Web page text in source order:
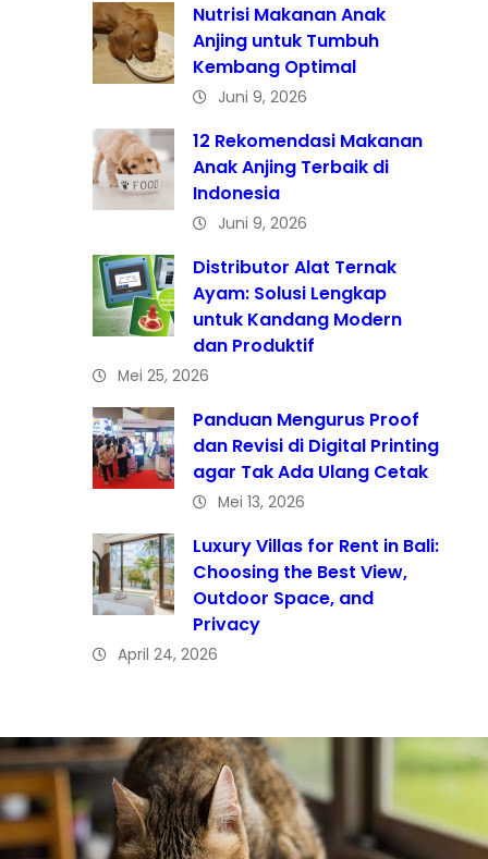
Nutrisi Makanan Anak
Anjing untuk Tumbuh
Kembang Optimal
Juni 9, 2026
12 Rekomendasi Makanan
Anak Anjing Terbaik di
Indonesia
Juni 9, 2026
Distributor Alat Ternak
Ayam: Solusi Lengkap
untuk Kandang Modern
dan Produktif
Mei 25, 2026
Panduan Mengurus Proof
dan Revisi di Digital Printing
agar Tak Ada Ulang Cetak
Mei 13, 2026
Luxury Villas for Rent in Bali:
Choosing the Best View,
Outdoor Space, and
Privacy
April 24, 2026